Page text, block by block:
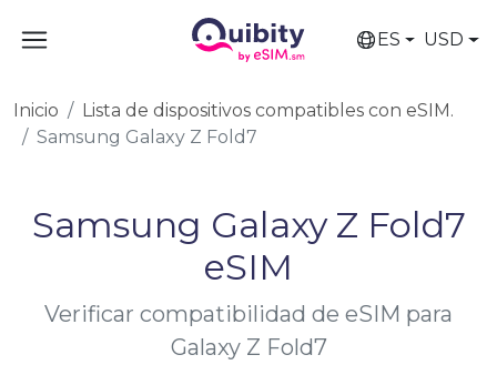
ES USD
Inicio
Lista de dispositivos compatibles con eSIM.
Samsung Galaxy Z Fold7
Samsung Galaxy Z Fold7
eSIM
Verificar compatibilidad de eSIM para
Galaxy Z Fold7